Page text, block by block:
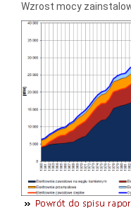
Wzrost mocy